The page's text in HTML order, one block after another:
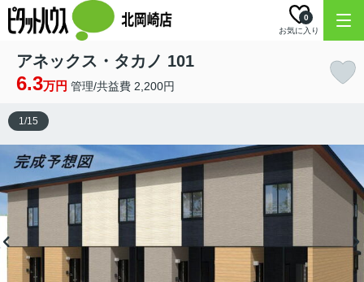
お気に入り
0
アネックス・タカノ 101
6.3万円 管理/共益費 2,200円
1/15